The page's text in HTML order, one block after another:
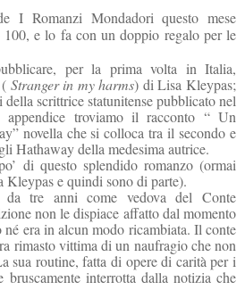
I Romanzi Mondadori questo mese
100, e lo fa con un doppio regalo per le
per la prima volta in Italia,
Stranger in my harms) di Lisa Kleypas;
della scrittrice statunitense pubblicato nel
troviamo il racconto “ Un
novella che si colloca tra il secondo e
Hathaway della medesima autrice.
di questo splendido romanzo (ormai
Kleypas e quindi sono di parte).
tre anni come vedova del Conte
non le dispiace affatto dal momento
né era in alcun modo ricambiata. Il conte
rimasto vittima di un naufragio che non
sua routine, fatta di opere di carità per i
interrotta dalla notizia che